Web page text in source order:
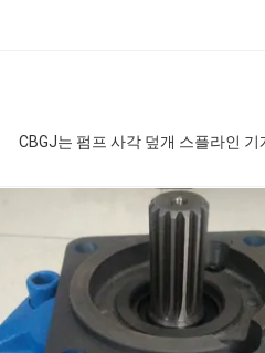
CBGJ는 펌프 사각 덮개 스플라인